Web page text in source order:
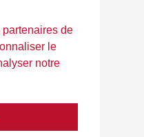
partenaires de
le
notre